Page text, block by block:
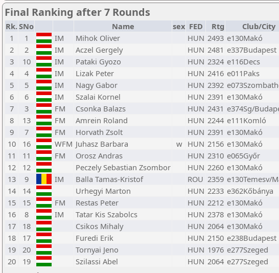
Final Ranking after 7 Rounds
Rk.SNo Name sex FED Rtg Club/City
1
1 IM Mihok Oliver HUN 2493 e130Makó
2
2 IM Aczel Gergely HUN 2481 e337Budapest
3
10 IM Pataki Gyozo HUN 2324 e116Decs
4
4 IM Lizak Peter HUN 2416 e011Paks
5
5 IM Nagy Gabor HUN 2392
6
6 IM Szalai Kornel HUN 2391 e130Makó
7
3 FM Csonka Balazs HUN 2431 e374Sg/
8
13 FM Amrein Roland HUN 2244 e111Komló
9
7 FM Horvath Zsolt HUN 2391 e130Makó
10
16 WFM Juhasz Barbara w HUN 2156 e130Makó
11
11 FM Orosz Andras HUN 2310 e065Győr
12
12 Peczely Sebastian Zsombor HUN 2260 e130Makó
13
9 IM Balla Tamas-Kristof ROU 2359 e130Temesv/
14
14 Urhegyi Marton HUN 2233 e362Kőbánya
15
15 FM Restas Peter HUN 2212 e130Makó
16
8 IM Tatar Kis Szabolcs HUN 2378 e130Makó
17
18 Csikos Mihaly HUN 2064 e130Makó
18
17 Furedi Erik HUN 2150 e238Budapest
19
20 Tornyai Jeno HUN 1976 e277Szeged
20
19 Szilassi Abel HUN 2064 e277Szeged